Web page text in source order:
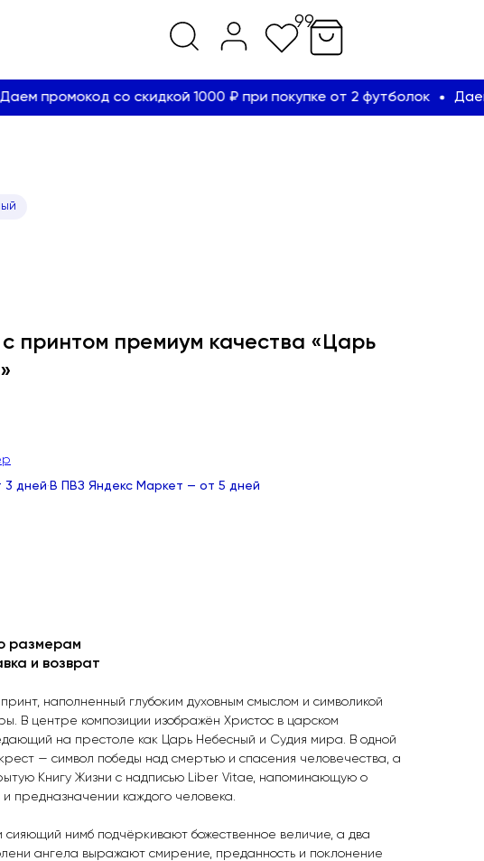
99
промокод со скидкой 1000 ₽ при покупке от 2 футболок Даем
принтом премиум качества «Царь
3 дней· В ПВЗ Яндекс Маркет — от 5 дней
размерам
и возврат
наполненный глубоким духовным смыслом и символикой
В центре композиции изображён Христос в царском
на престоле как Царь Небесный и Судия мира. В одной
— символ победы над смертью и спасения человечества, а
Книгу Жизни с надписью Liber Vitae, напоминающую о
и предназначении каждого человека.
сияющий нимб подчёркивают божественное величие, а два
ангела выражают смирение, преданность и поклонение